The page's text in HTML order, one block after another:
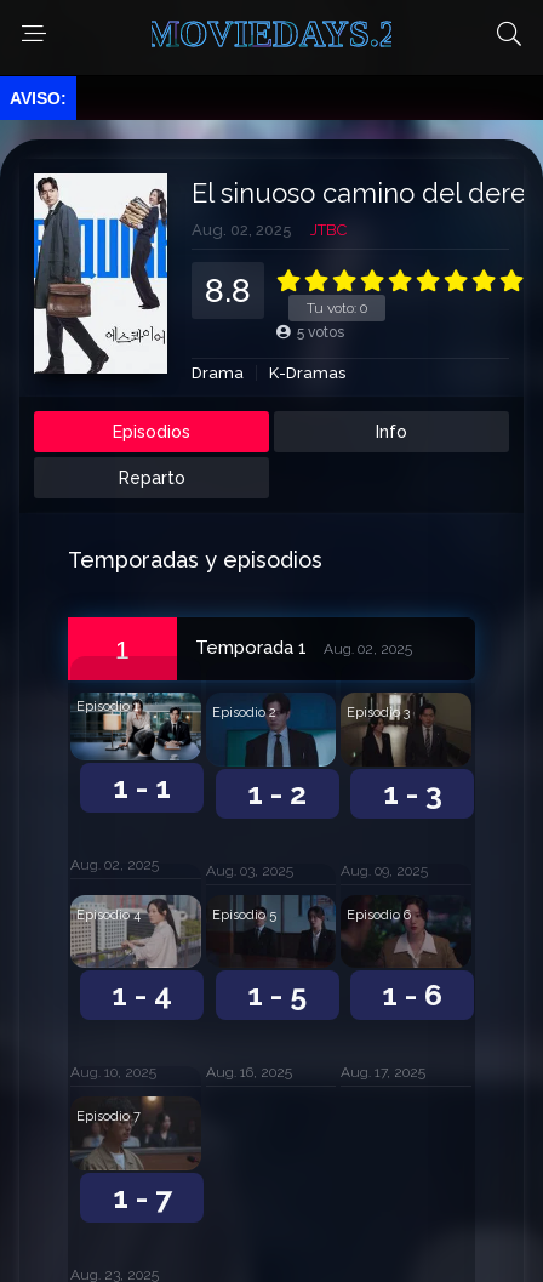
MOVIEDAYS.2
El sinuoso camino del
Aug. 02, 2025 JTBC
Tu voto: 0
8.8
5 votos
Drama K-Dramas
Episodios Info
Reparto
Temporadas y episodios
1 Temporada 1 Aug. 02, 2025
1 - 1
Episodio 1
Aug. 02, 2025
1 - 2
Episodio 2
Aug. 03, 2025
1 - 3
Episodio 3
Aug. 09, 2025
1 - 4
Episodio 4
Aug. 10, 2025
1 - 5
Episodio 5
Aug. 16, 2025
1 - 6
Episodio 6
Aug. 17, 2025
1 - 7
Episodio 7
Aug. 23, 2025